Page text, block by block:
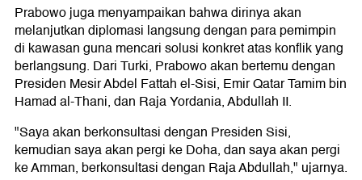
Prabowo juga menyampaikan bahwa dirinya akan
melanjutkan diplomasi langsung dengan para pemimpin
di kawasan guna mencari solusi konkret atas konflik yang
berlangsung. Dari Turki, Prabowo akan bertemu dengan
Presiden Mesir Abdel Fattah el-Sisi, Emir Qatar Tamim bin
Hamad al-Thani, dan Raja Yordania, Abdullah II.
"Saya akan berkonsultasi dengan Presiden Sisi,
kemudian saya akan pergi ke Doha, dan saya akan pergi
ke Amman, berkonsultasi dengan Raja Abdullah," ujarnya.